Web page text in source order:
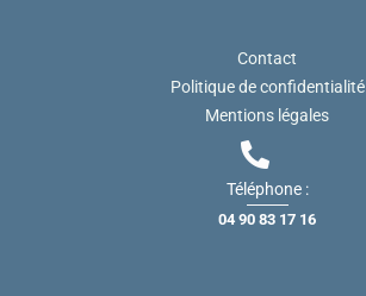
Contact
Politique de confidentialité
Mentions légales
Téléphone :
04 90 83 17 16